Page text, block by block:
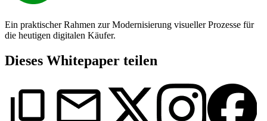
Ein praktischer Rahmen zur Modernisierung visueller Prozesse für
die heutigen digitalen Käufer.
Dieses Whitepaper teilen